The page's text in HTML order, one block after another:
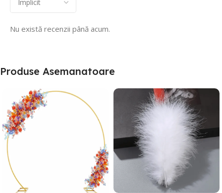
Nu există recenzii până acum.
Produse Asemanatoare